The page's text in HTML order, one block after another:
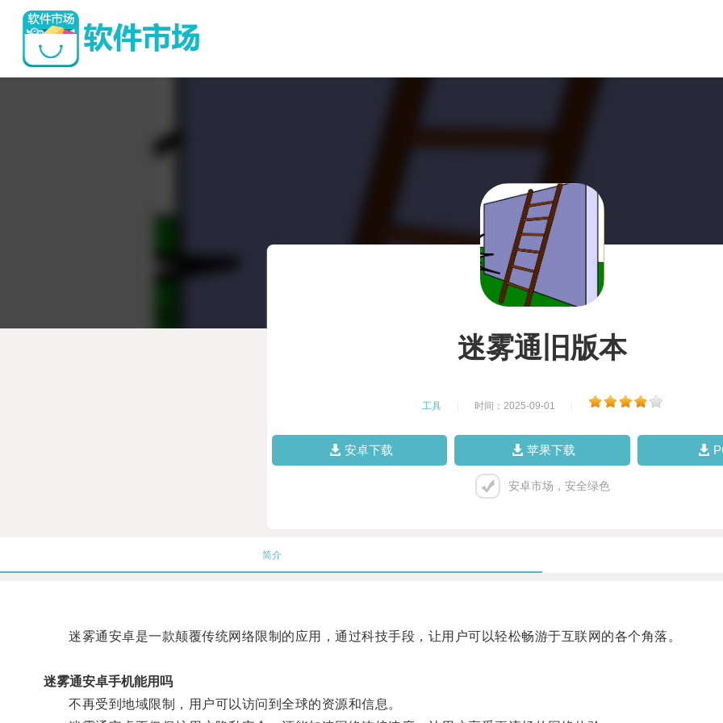
迷雾通旧版本
工具 时间：2025-09-01
安卓下载 苹果下载
安卓市场，安全绿色
简介
迷雾通安卓是一款颠覆传统网络限制的应用，通过科技手段，让用户可以轻松畅游于互联网的各个角落。
迷雾通安卓手机能用吗
不再受到地域限制，用户可以访问到全球的资源和信息。